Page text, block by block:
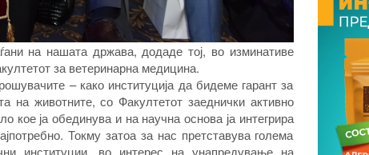
на нашата држава, додаде тој, во изминативе
за ветеринарна медицина.
– како институција да бидеме гарант за
на животните, со Факултетот заеднички активно
кое ја обединува и на научна основа ја интегрира
Токму затоа за нас претставува голема
институции, во интерес на унапредување на